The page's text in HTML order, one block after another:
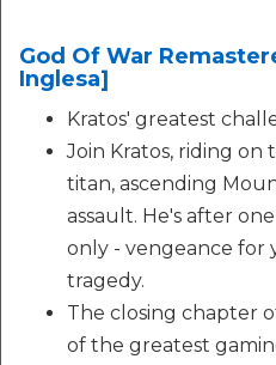
God Of War
Inglesa]
Kratos' greatest
Join Kratos, riding on
titan, ascending
assault. He's after
only - vengeance for
tragedy.
The closing chapter
of the greatest